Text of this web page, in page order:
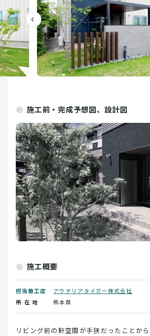
施工前・完成予想図、設計図
施工概要
担当施工店
アウテリアタイガー株式会社
所 在 地
熊本県
リビング前の軒空間が手狭だったことか